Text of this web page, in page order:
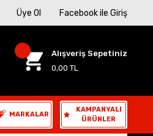
Üye Ol Facebook ile Giriş
Alışveriş Sepetiniz
0,00 TL
MARKALAR
KAMPANYALI
ÜRÜNLER